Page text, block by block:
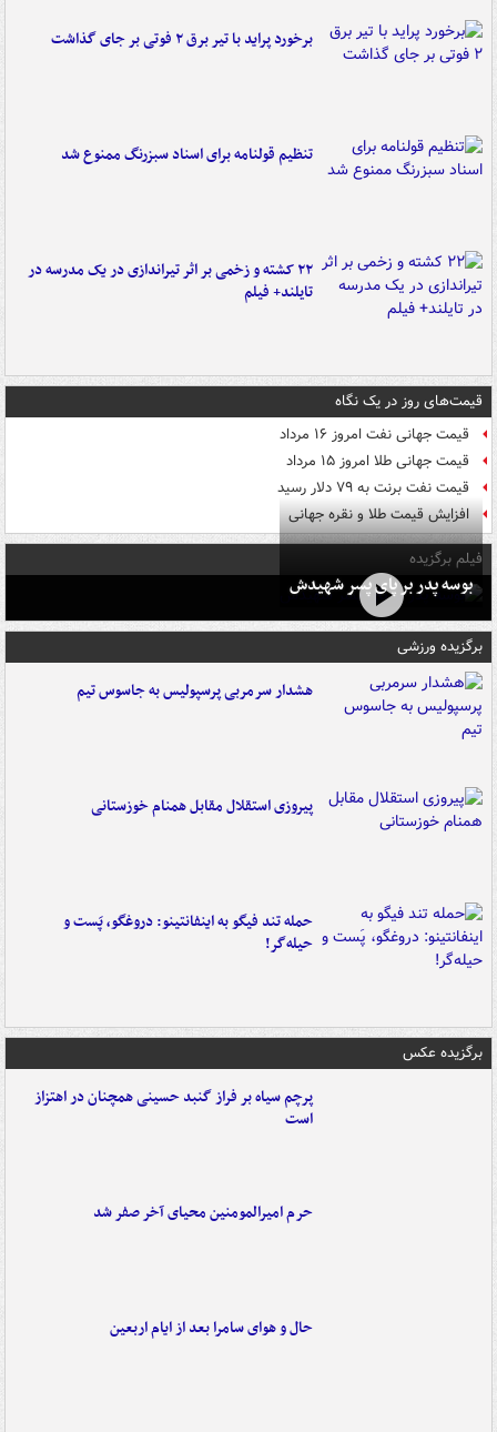
برخورد پراید با تیر برق ۲ فوتی بر جای گذاشت
تنظیم قولنامه برای اسناد سبزرنگ ممنوع شد
۲۲ کشته و زخمی بر اثر تیراندازی در یک مدرسه در
تایلند+ فیلم
قیمت‌های روز در یک نگاه
قیمت جهانی نفت امروز ۱۶ مرداد
قیمت جهانی طلا امروز ۱۵ مرداد
قیمت نفت برنت به ۷۹ دلار رسید
افزایش قیمت طلا و نقره جهانی
فیلم برگزیده
بوسه‌ پدر بر پای پسر شهیدش
برگزیده ورزشی
هشدار سرمربی پرسپولیس به جاسوس تیم
پیروزی استقلال مقابل همنام خوزستانی
حمله تند فیگو به اینفانتینو: دروغگو، پَست‌ و
حیله‌گر!
برگزیده عکس
پرچم سیاه بر فراز گنبد حسینی همچنان در اهتزاز
است
حرم امیرالمومنین محیای آخر صفر شد
حال و هوای سامرا بعد از ایام اربعین